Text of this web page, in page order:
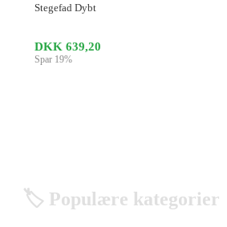
Stegefad Dybt
DKK 639,20
Spar 19%
🏷️ Populære kategorier